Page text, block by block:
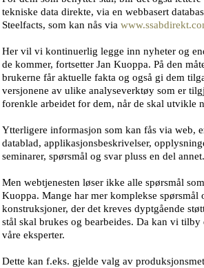
tekniske data direkte, via en webbasert
Steelfacts, som kan nås via
Her vil vi kontinuerlig legge inn nyheter og
de kommer, fortsetter Jan Kuoppa. På den
brukerne får aktuelle fakta og også gi dem
versjonene av ulike analyseverktøy som er
forenkle arbeidet for dem, når de skal utvikle
Ytterligere informasjon som kan fås via web,
datablad, applikasjonsbeskrivelser,
seminarer, spørsmål og svar pluss en del annet.
Men webtjenesten løser ikke alle spørsmål
Kuoppa. Mange har mer komplekse spørsmål
konstruksjoner, der det kreves dyptgående
stål skal brukes og bearbeides. Da kan vi tilby
våre eksperter.
Dette kan f.eks. gjelde valg av